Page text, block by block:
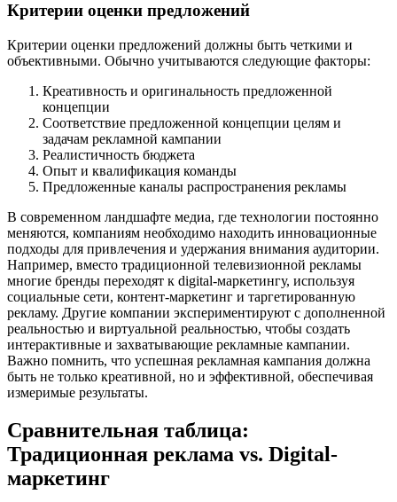
Критерии оценки предложений
Критерии оценки предложений должны быть четкими и
объективными. Обычно учитываются следующие факторы:
Креативность и оригинальность предложенной
концепции
Соответствие предложенной концепции целям и
задачам рекламной кампании
Реалистичность бюджета
Опыт и квалификация команды
Предложенные каналы распространения рекламы
В современном ландшафте медиа, где технологии постоянно
меняются, компаниям необходимо находить инновационные
подходы для привлечения и удержания внимания аудитории.
Например, вместо традиционной телевизионной рекламы
многие бренды переходят к digital-маркетингу, используя
социальные сети, контент-маркетинг и таргетированную
рекламу. Другие компании экспериментируют с дополненной
реальностью и виртуальной реальностью, чтобы создать
интерактивные и захватывающие рекламные кампании.
Важно помнить, что успешная рекламная кампания должна
быть не только креативной, но и эффективной, обеспечивая
измеримые результаты.
Сравнительная таблица:
Традиционная реклама vs. Digital-
маркетинг